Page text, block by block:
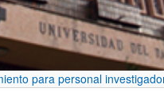
para personal